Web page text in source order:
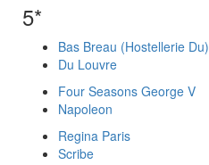
5*
Bas Breau (Hostellerie Du)
Du Louvre
Four Seasons George V
Napoleon
Regina Paris
Scribe